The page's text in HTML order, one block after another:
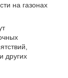
на газонах
других